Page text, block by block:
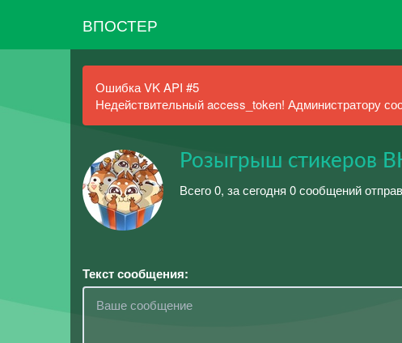
ВПОСТЕР
Ошибка VK API #5
Недействительный access_token! Администратору
Розыгрыш стикеров
Всего 0, за сегодня 0 сообщений
Текст сообщения: